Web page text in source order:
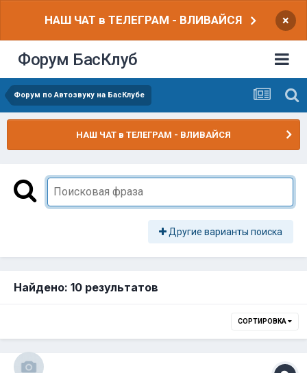
НАШ ЧАТ в ТЕЛЕГРАМ - ВЛИВАЙСЯ ×
Форум БасКлуб
Форум по Автозвуку на БасКлубе
НАШ ЧАТ в ТЕЛЕГРАМ - ВЛИВАЙСЯ
Другие варианты поиска
Найдено: 10 результатов
СОРТИРОВКА